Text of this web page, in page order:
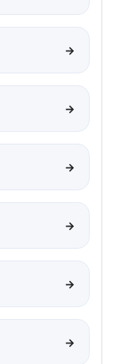
→
→
→
→
→
→